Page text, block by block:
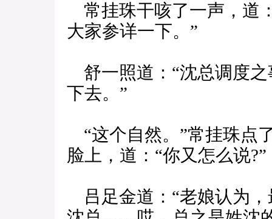
常挂珠干咳了一声，道
大家参详一下。”
舒一照道：“沈总调度
下去。”
“这个自然。”常挂珠点
脸上，道：“你又怎么说?”
吕足金道：“老娘认为